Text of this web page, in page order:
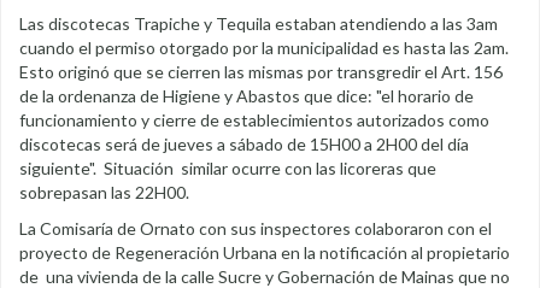
Las discotecas Trapiche y Tequila estaban atendiendo a las 3am
cuando el permiso otorgado por la municipalidad es hasta las 2am.
Esto originó que se cierren las mismas por transgredir el Art. 156
de la ordenanza de Higiene y Abastos que dice: "el horario de
funcionamiento y cierre de establecimientos autorizados como
discotecas será de jueves a sábado de 15H00 a 2H00 del día
siguiente". Situación similar ocurre con las licoreras que
sobrepasan las 22H00.
La Comisaría de Ornato con sus inspectores colaboraron con el
proyecto de Regeneración Urbana en la notificación al propietario
de una vivienda de la calle Sucre y Gobernación de Mainas que no